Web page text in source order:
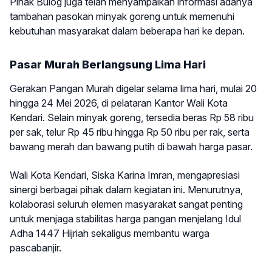
tambahan pasokan minyak goreng untuk memenuhi
kebutuhan masyarakat dalam beberapa hari ke depan.
Pasar Murah Berlangsung Lima Hari
Gerakan Pangan Murah digelar selama lima hari, mulai 20
hingga 24 Mei 2026, di pelataran Kantor Wali Kota
Kendari. Selain minyak goreng, tersedia beras Rp 58 ribu
per sak, telur Rp 45 ribu hingga Rp 50 ribu per rak, serta
bawang merah dan bawang putih di bawah harga pasar.
Wali Kota Kendari, Siska Karina Imran, mengapresiasi
sinergi berbagai pihak dalam kegiatan ini. Menurutnya,
kolaborasi seluruh elemen masyarakat sangat penting
untuk menjaga stabilitas harga pangan menjelang Idul
Adha 1447 Hijriah sekaligus membantu warga
pascabanjir.